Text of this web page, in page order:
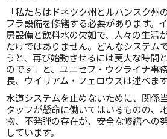
「私たちはドネツク州とルハンスク州
フラ設備を修繕する必要があります。
房設備と飲料水の欠如で、人々の生活
だけではありません。どんなシステム
うと、再び始動させるには莫大な時間
のです」と、ユニセフ・ウクライナ事
長、ウイリアム・フェロウズは述べます
水道システムを止めないために、関係
タッフが懸命に働いてはいるものの、
物、不発弾の存在が、安全な修繕への
しています。